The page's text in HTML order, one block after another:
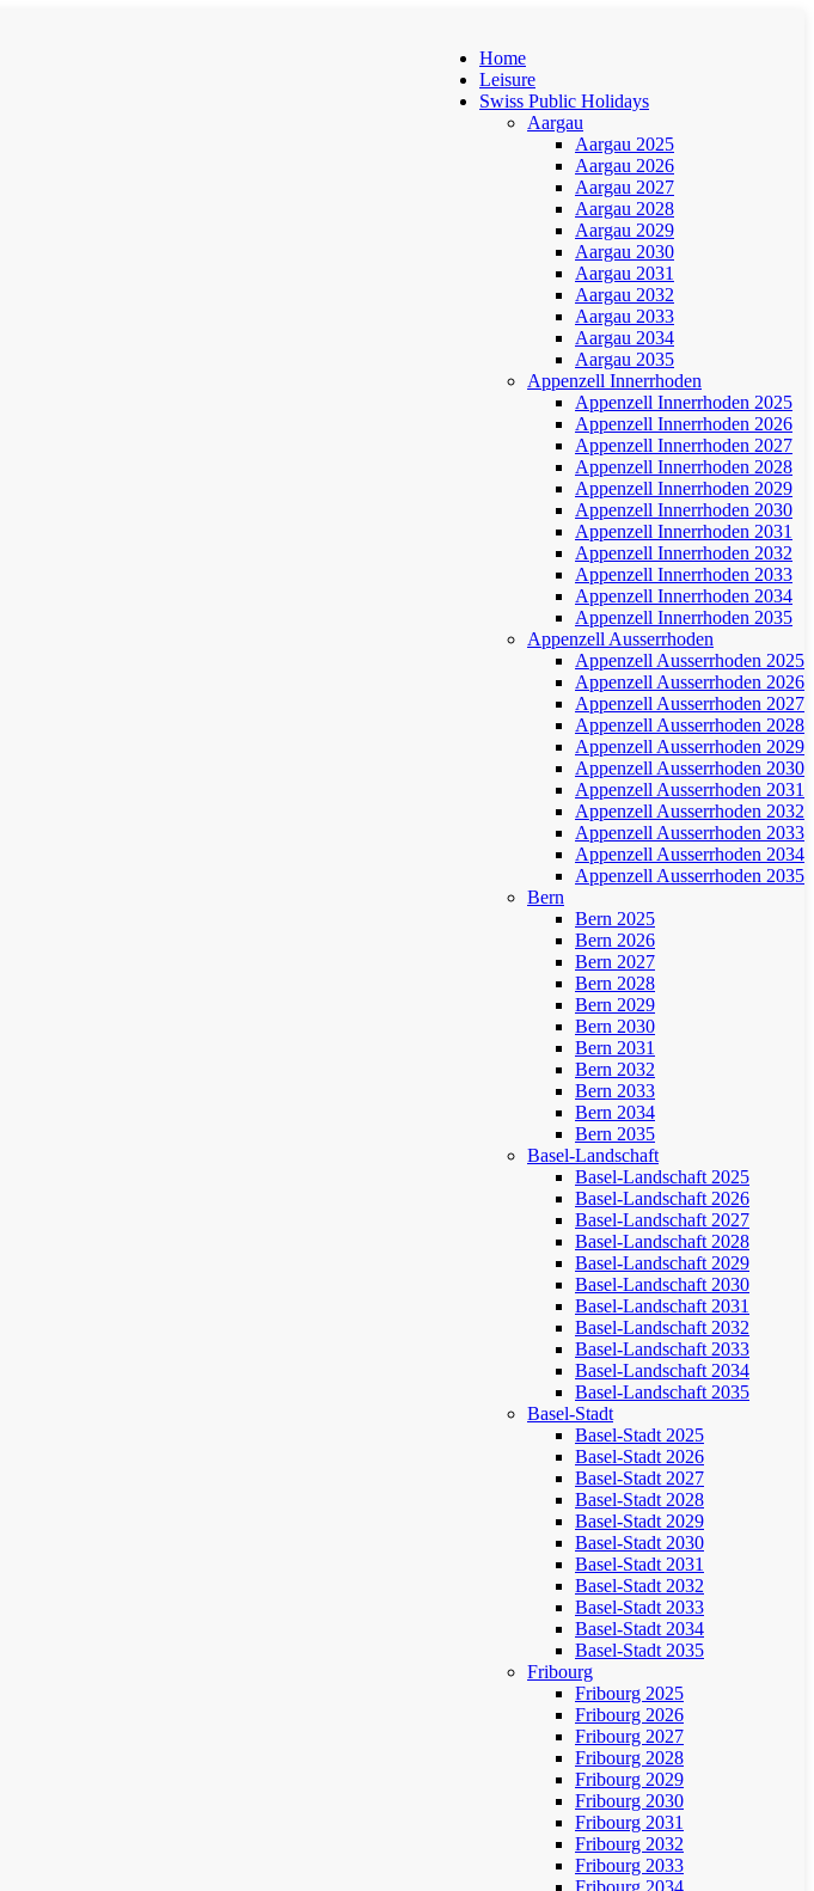
Home
Leisure
Swiss Public Holidays
Aargau
Aargau 2025
Aargau 2026
Aargau 2027
Aargau 2028
Aargau 2029
Aargau 2030
Aargau 2031
Aargau 2032
Aargau 2033
Aargau 2034
Aargau 2035
Appenzell Innerrhoden
Appenzell Innerrhoden 2025
Appenzell Innerrhoden 2026
Appenzell Innerrhoden 2027
Appenzell Innerrhoden 2028
Appenzell Innerrhoden 2029
Appenzell Innerrhoden 2030
Appenzell Innerrhoden 2031
Appenzell Innerrhoden 2032
Appenzell Innerrhoden 2033
Appenzell Innerrhoden 2034
Appenzell Innerrhoden 2035
Appenzell Ausserrhoden
Appenzell Ausserrhoden 2025
Appenzell Ausserrhoden 2026
Appenzell Ausserrhoden 2027
Appenzell Ausserrhoden 2028
Appenzell Ausserrhoden 2029
Appenzell Ausserrhoden 2030
Appenzell Ausserrhoden 2031
Appenzell Ausserrhoden 2032
Appenzell Ausserrhoden 2033
Appenzell Ausserrhoden 2034
Appenzell Ausserrhoden 2035
Bern
Bern 2025
Bern 2026
Bern 2027
Bern 2028
Bern 2029
Bern 2030
Bern 2031
Bern 2032
Bern 2033
Bern 2034
Bern 2035
Basel-Landschaft
Basel-Landschaft 2025
Basel-Landschaft 2026
Basel-Landschaft 2027
Basel-Landschaft 2028
Basel-Landschaft 2029
Basel-Landschaft 2030
Basel-Landschaft 2031
Basel-Landschaft 2032
Basel-Landschaft 2033
Basel-Landschaft 2034
Basel-Landschaft 2035
Basel-Stadt
Basel-Stadt 2025
Basel-Stadt 2026
Basel-Stadt 2027
Basel-Stadt 2028
Basel-Stadt 2029
Basel-Stadt 2030
Basel-Stadt 2031
Basel-Stadt 2032
Basel-Stadt 2033
Basel-Stadt 2034
Basel-Stadt 2035
Fribourg
Fribourg 2025
Fribourg 2026
Fribourg 2027
Fribourg 2028
Fribourg 2029
Fribourg 2030
Fribourg 2031
Fribourg 2032
Fribourg 2033
Fribourg 2034